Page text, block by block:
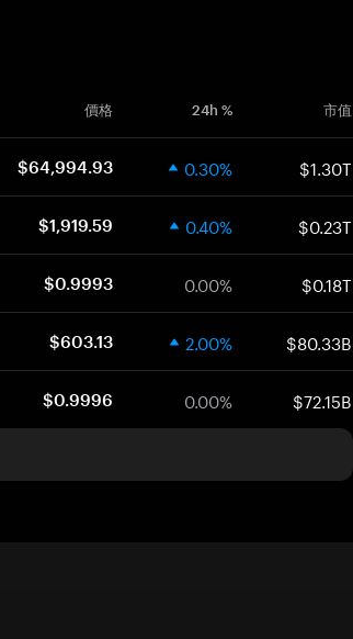
價格 24h % 市值
$64,994.93 0.30% $1.30T
$1,919.59 0.40% $0.23T
$0.9993 0.00% $0.18T
$603.13 2.00% $80.33B
$0.9996 0.00% $72.15B